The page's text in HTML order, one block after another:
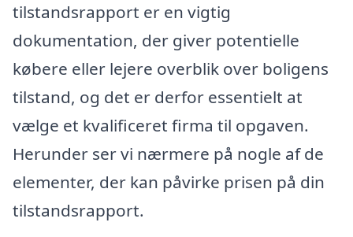
tilstandsrapport er en vigtig
dokumentation, der giver potentielle
købere eller lejere overblik over boligens
tilstand, og det er derfor essentielt at
vælge et kvalificeret firma til opgaven.
Herunder ser vi nærmere på nogle af de
elementer, der kan påvirke prisen på din
tilstandsrapport.